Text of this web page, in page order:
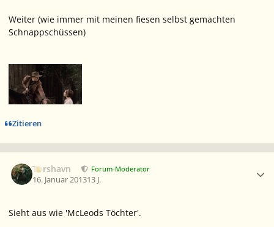
Weiter (wie immer mit meinen fiesen selbst gemachten
Schnappschüssen)
Zitieren
Torshavn Forum-Moderator
16. Januar 201313 J.
Sieht aus wie 'McLeods Töchter'.